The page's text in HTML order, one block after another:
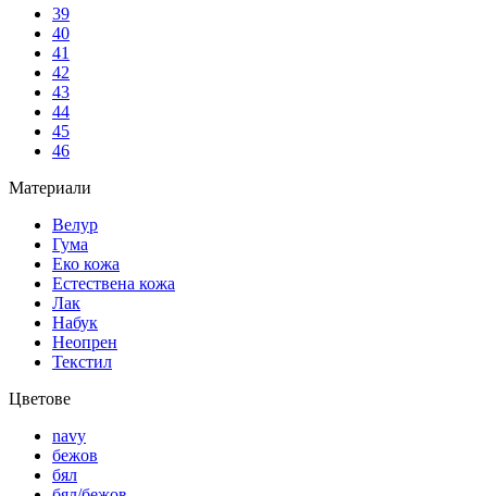
39
40
41
42
43
44
45
46
Материали
Велур
Гума
Еко кожа
Естествена кожа
Лак
Набук
Неопрен
Текстил
Цветове
navy
бежов
бял